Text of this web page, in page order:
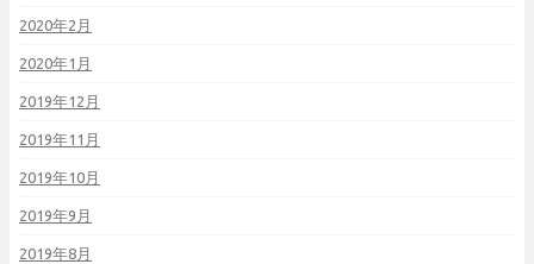
2020年2月
2020年1月
2019年12月
2019年11月
2019年10月
2019年9月
2019年8月